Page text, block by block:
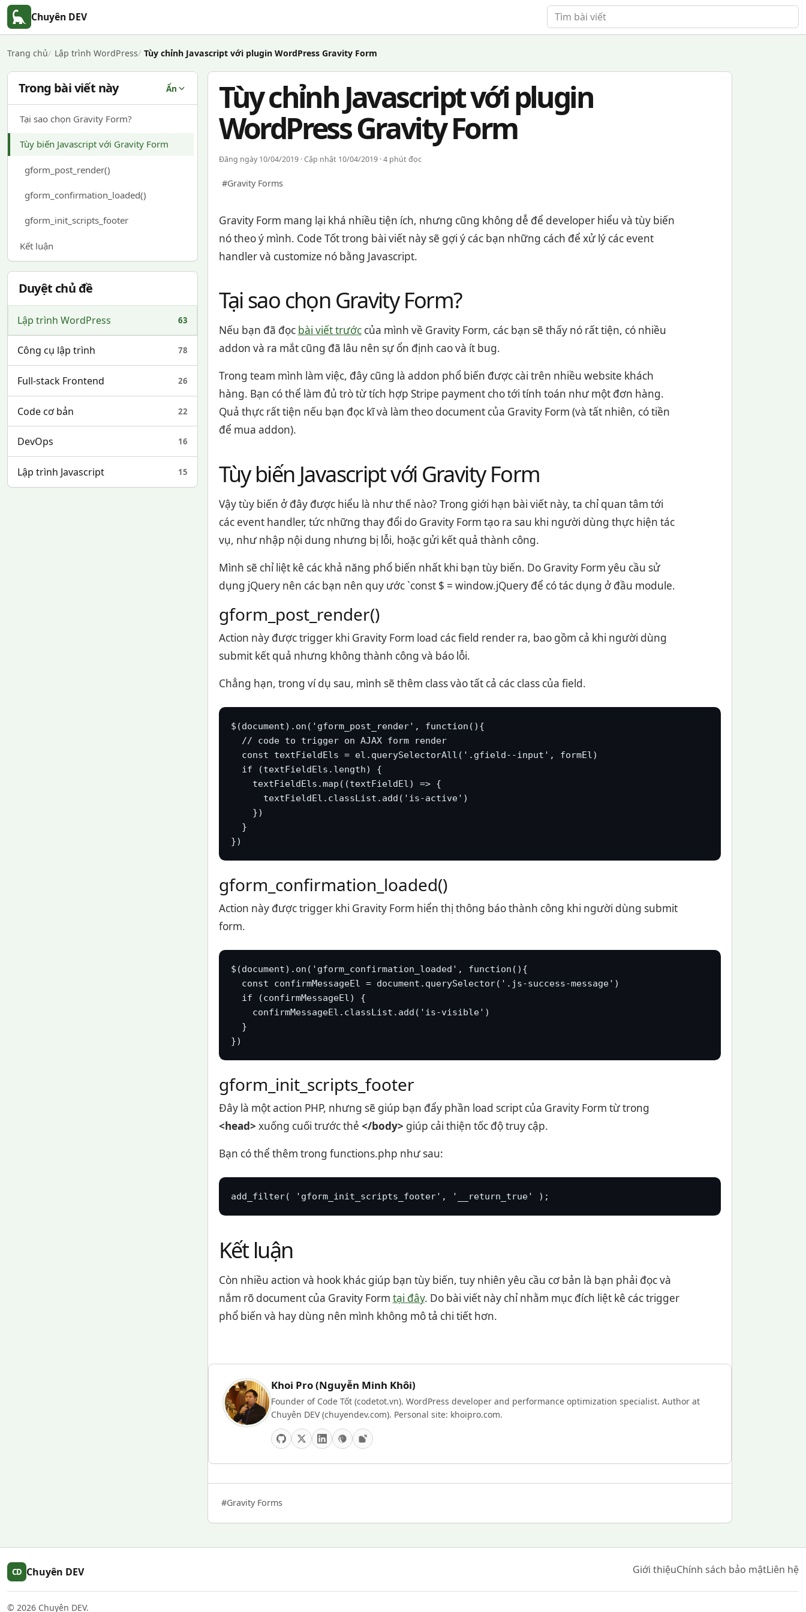
Chuyên DEV Tìm bài viết
Trang chủ Lập trình WordPress Tùy chỉnh Javascript với plugin WordPress Gravity Form
Trong bài viết này Ẩn
Tại sao chọn Gravity Form?
Tùy biến Javascript với Gravity Form
gform_post_render()
gform_confirmation_loaded()
gform_init_scripts_footer
Kết luận
Duyệt chủ đề
Lập trình WordPress 63
Công cụ lập trình 78
Full-stack Frontend 26
Code cơ bản 22
DevOps 16
Lập trình Javascript 15
Tùy chỉnh Javascript với plugin
WordPress Gravity Form
Đăng ngày 10/04/2019 · Cập nhật 10/04/2019 · 4 phút đọc
#Gravity Forms
Gravity Form mang lại khá nhiều tiện ích, nhưng cũng không dễ để developer hiểu và tùy biến
nó theo ý mình. Code Tốt trong bài viết này sẽ gợi ý các bạn những cách để xử lý các event
handler và customize nó bằng Javascript.
Tại sao chọn Gravity Form?
Nếu bạn đã đọc bài viết trướccủa mình về Gravity Form, các bạn sẽ thấy nó rất tiện, có nhiều
addon và ra mắt cũng đã lâu nên sự ổn định cao và ít bug.
Trong team mình làm việc, đây cũng là addon phổ biến được cài trên nhiều website khách
hàng. Bạn có thể làm đủ trò từ tích hợp Stripe payment cho tới tính toán như một đơn hàng.
Quả thực rất tiện nếu bạn đọc kĩ và làm theo document của Gravity Form (và tất nhiên, có tiền
để mua addon).
Tùy biến Javascript với Gravity Form
Vậy tùy biến ở đây được hiểu là như thế nào? Trong giới hạn bài viết này, ta chỉ quan tâm tới
các event handler, tức những thay đổi do Gravity Form tạo ra sau khi người dùng thực hiện tác
vụ, như nhập nội dung nhưng bị lỗi, hoặc gửi kết quả thành công.
Mình sẽ chỉ liệt kê các khả năng phổ biến nhất khi bạn tùy biến. Do Gravity Form yêu cầu sử
dụng jQuery nên các bạn nên quy ước `const $ = window.jQuery để có tác dụng ở đầu module.
gform_post_render()
Action này được trigger khi Gravity Form load các field render ra, bao gồm cả khi người dùng
submit kết quả nhưng không thành công và báo lỗi.
Chẳng hạn, trong ví dụ sau, mình sẽ thêm class vào tất cả các class của field.
$(document).on('gform_post_render', function(){
  // code to trigger on AJAX form render
  const textFieldEls = el.querySelectorAll('.gfield--input', formEl)
  if (textFieldEls.length) {
    textFieldEls.map((textFieldEl) => {
      textFieldEl.classList.add('is-active')
    })
  }
})
gform_confirmation_loaded()
Action này được trigger khi Gravity Form hiển thị thông báo thành công khi người dùng submit
form.
$(document).on('gform_confirmation_loaded', function(){
const confirmMessageEl = document.querySelector('.js-success-message')
if (confirmMessageEl) {
confirmMessageEl.classList.add('is-visible')
}
})
gform_init_scripts_footer
Đây là một action PHP, nhưng sẽ giúp bạn đẩy phần load script của Gravity Form từ trong
<head> xuống cuối trước thẻ </body> giúp cải thiện tốc độ truy cập.
Bạn có thể thêm trong functions.php như sau:
add_filter( 'gform_init_scripts_footer', '__return_true' );
Kết luận
Còn nhiều action và hook khác giúp bạn tùy biến, tuy nhiên yêu cầu cơ bản là bạn phải đọc và
nắm rõ document của Gravity Form tại đây. Do bài viết này chỉ nhằm mục đích liệt kê các trigger
phổ biến và hay dùng nên mình không mô tả chi tiết hơn.
Khoi Pro (Nguyễn Minh Khôi)
Founder of Code Tốt (codetot.vn). WordPress developer and performance optimization specialist. Author at
Chuyên DEV (chuyendev.com). Personal site: khoipro.com.
#Gravity Forms
CD Chuyên DEV Giới thiệuChính sách bảo mậtLiên hệ
© 2026 Chuyên DEV.